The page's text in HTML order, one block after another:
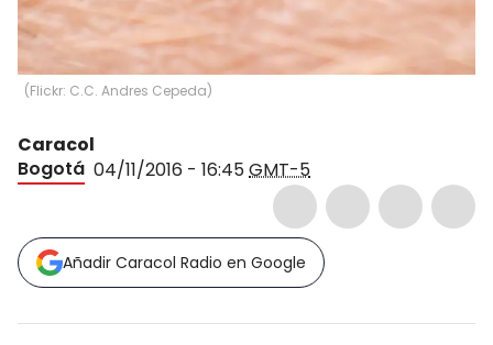
(Flickr: C.C. Andres Cepeda)
Caracol
Bogotá 04/11/2016 - 16:45GMT-5
Añadir Caracol Radio en Google